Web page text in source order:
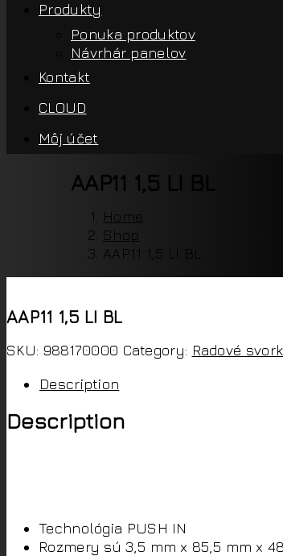
Produkty
Ponuka produktov
Návrhár panelov
Kontakt
CLOUD
Môj účet
AAP11 1,5 LI BL
Home
Shop
AAP11 1,5 LI BL
AAP11 1,5 LI BL
SKU: 988170000 Category: Radové
Description
Description
Technológia PUSH IN
Rozmery sú 3,5 mm x 85,5 mm x